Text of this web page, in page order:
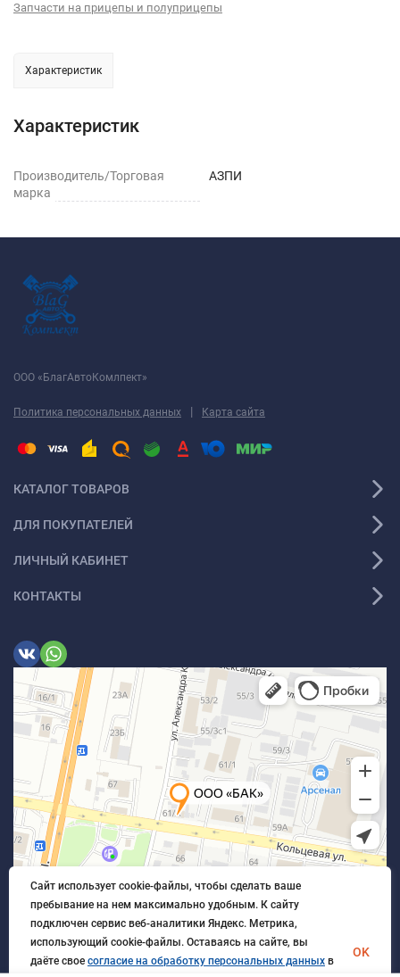
Запчасти на прицепы и полуприцепы
Характеристик
Характеристик
Производитель/Торговая
марка
АЗПИ
ООО «БлагАвтоКомлпект»
Политика персональных данных | Карта сайта
КАТАЛОГ ТОВАРОВ
ДЛЯ ПОКУПАТЕЛЕЙ
ЛИЧНЫЙ КАБИНЕТ
КОНТАКТЫ
Сайт использует cookie-файлы, чтобы сделать ваше
пребывание на нем максимально удобным. К cайту
подключен сервис веб-аналитики Яндекс. Метрика,
использующий cookie-файлы. Оставаясь на сайте, вы
даёте свое согласие на обработку персональных данных в
OK